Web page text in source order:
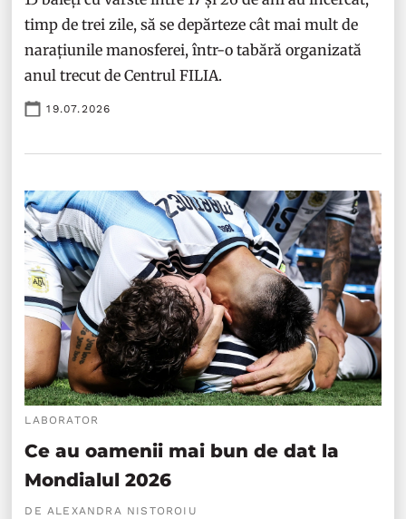
timp de trei zile, să se depărteze cât mai mult de
narațiunile manosferei, într-o tabără organizată
anul trecut de Centrul FILIA.
19.07.2026
LABORATOR
Ce au oamenii mai bun de dat la
Mondialul 2026
DE ALEXANDRA NISTOROIU